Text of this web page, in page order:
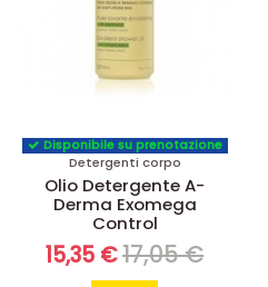
Disponibile su prenotazione
Detergenti corpo
Olio Detergente A-
Derma Exomega
Control
15,35 €17,05 €